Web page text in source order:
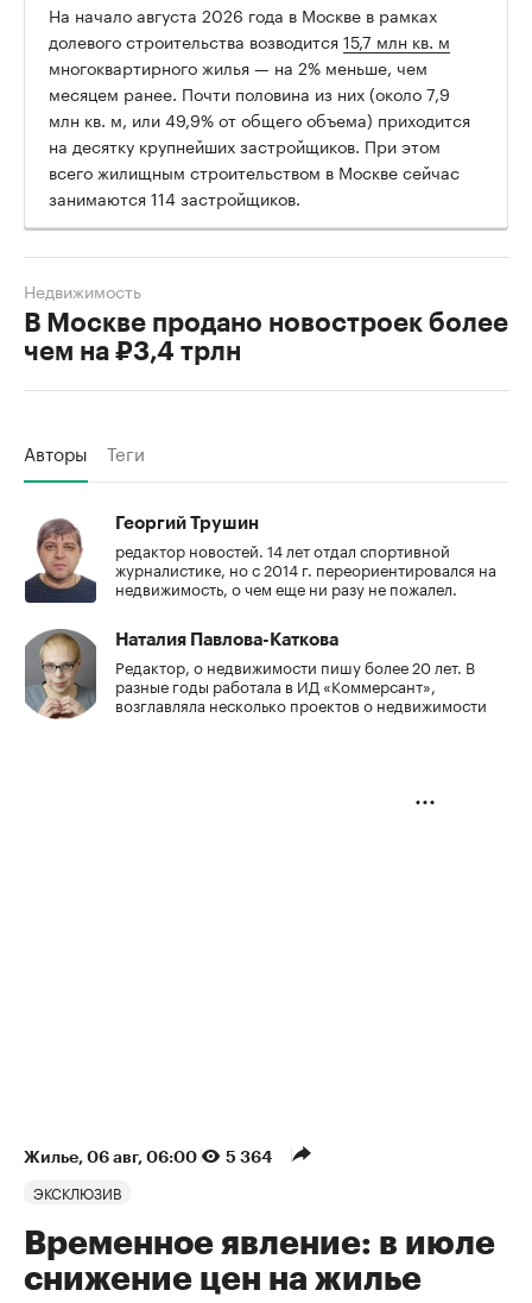
На начало августа 2026 года в Москве в рамках
долевого строительства возводится15,7 млн кв. м
многоквартирного жилья — на 2% меньше, чем
месяцем ранее. Почти половина из них (около 7,9
млн кв. м, или 49,9% от общего объема) приходится
на десятку крупнейших застройщиков. При этом
всего жилищным строительством в Москве сейчас
занимаются 114 застройщиков.
В Москве продано новостроек более
чем на ₽3,4 трлн
Недвижимость
Авторы Теги
Георгий Трушин
редактор новостей. 14 лет отдал спортивной
журналистике, но с 2014 г. переориентировался на
недвижимость, о чем еще ни разу не пожалел.
Наталия Павлова-Каткова
Редактор, о недвижимости пишу более 20 лет. В
разные годы работала в ИД «Коммерсант»,
возглавляла несколько проектов о недвижимости
Жилье⁠, 06 авг, 06:00 5 364
ЭКСКЛЮЗИВ
Временное явление: в июле
снижение цен на жилье